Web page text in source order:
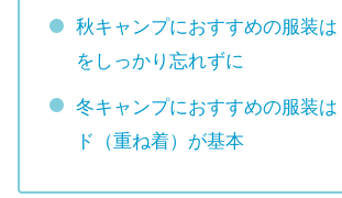
秋キャンプにおすすめの服装
をしっかり忘れずに
冬キャンプにおすすめの服装
ド（重ね着）が基本